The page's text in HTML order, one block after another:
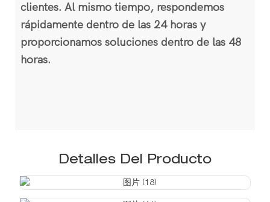
clientes. Al mismo tiempo, respondemos
rápidamente dentro de las 24 horas y
proporcionamos soluciones dentro de las 48
horas.
Detalles Del Producto